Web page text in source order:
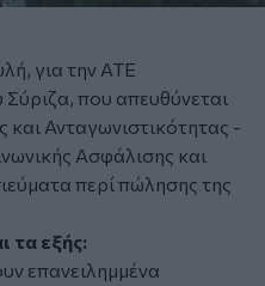
για την ΑΤΕ
που απευθύνεται
Ανταγωνιστικότητας -
Ασφάλισης και
περί πώλησης της
τα εξής:
επανειλημμένα